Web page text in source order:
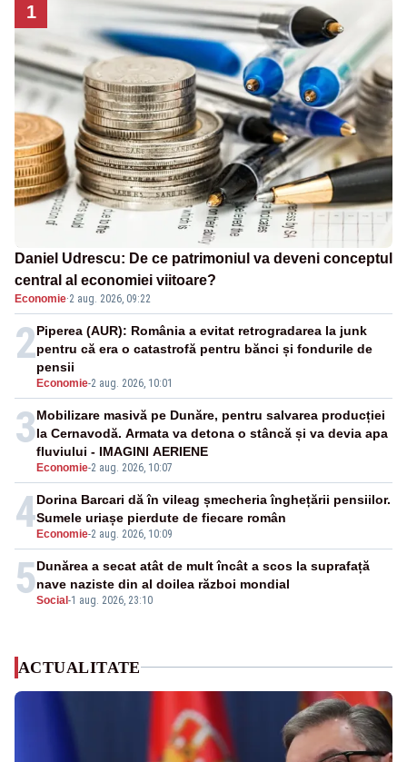
1
Daniel Udrescu: De ce patrimoniul va deveni conceptul
central al economiei viitoare?
Economie·2 aug. 2026, 09:22
2
Economie-2 aug. 2026, 10:01
Piperea (AUR): România a evitat retrogradarea la junk
pentru că era o catastrofă pentru bănci și fondurile de
pensii
3
Economie-2 aug. 2026, 10:07
Mobilizare masivă pe Dunăre, pentru salvarea producției
la Cernavodă. Armata va detona o stâncă și va devia apa
fluviului - IMAGINI AERIENE
4Economie-2 aug. 2026, 10:09
Dorina Barcari dă în vileag șmecheria înghețării pensiilor.
Sumele uriașe pierdute de fiecare român
5Social-1 aug. 2026, 23:10
Dunărea a secat atât de mult încât a scos la suprafață
nave naziste din al doilea război mondial
ACTUALITATE